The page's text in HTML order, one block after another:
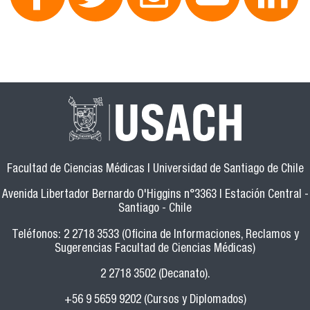
Facultad de Ciencias Médicas | Universidad de Santiago de Chile
Avenida Libertador Bernardo O'Higgins n°3363 | Estación Central -
Santiago - Chile
Teléfonos: 2 2718 3533 (Oficina de Informaciones, Reclamos y
Sugerencias Facultad de Ciencias Médicas)
2 2718 3502 (Decanato).
+56 9 5659 9202 (Cursos y Diplomados)